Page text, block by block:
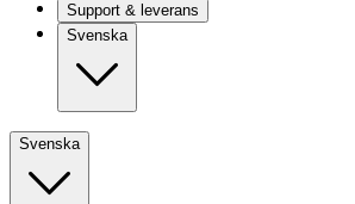
Support & leverans
Svenska
Svenska